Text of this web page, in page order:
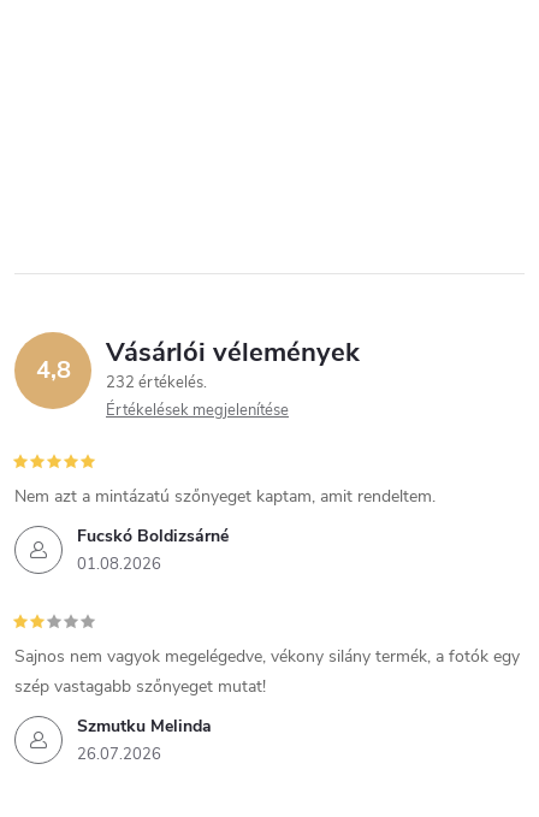
4,8 Vásárlói vélemények
232 értékelés
Értékelések megjelenítése
Fucskó Boldizsárné
01.08.2026
Nem azt a mintázatú szőnyeget kaptam, amit rendeltem.
Szmutku Melinda
26.07.2026
Sajnos nem vagyok megelégedve, vékony silány termék, a fotók egy
szép vastagabb szőnyeget mutat!